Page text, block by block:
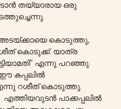
തയ്യാരായ ഒരു
കൊടുത്തു,
കൊടുക്ക്. യാത്ര
എന്നു പറഞ്ഞു.
കപ്പലിൽ
എന്നു റശീത് കൊടുത്തു.
എത്തിയവുടൻ പാക്കപ്പലിൽ